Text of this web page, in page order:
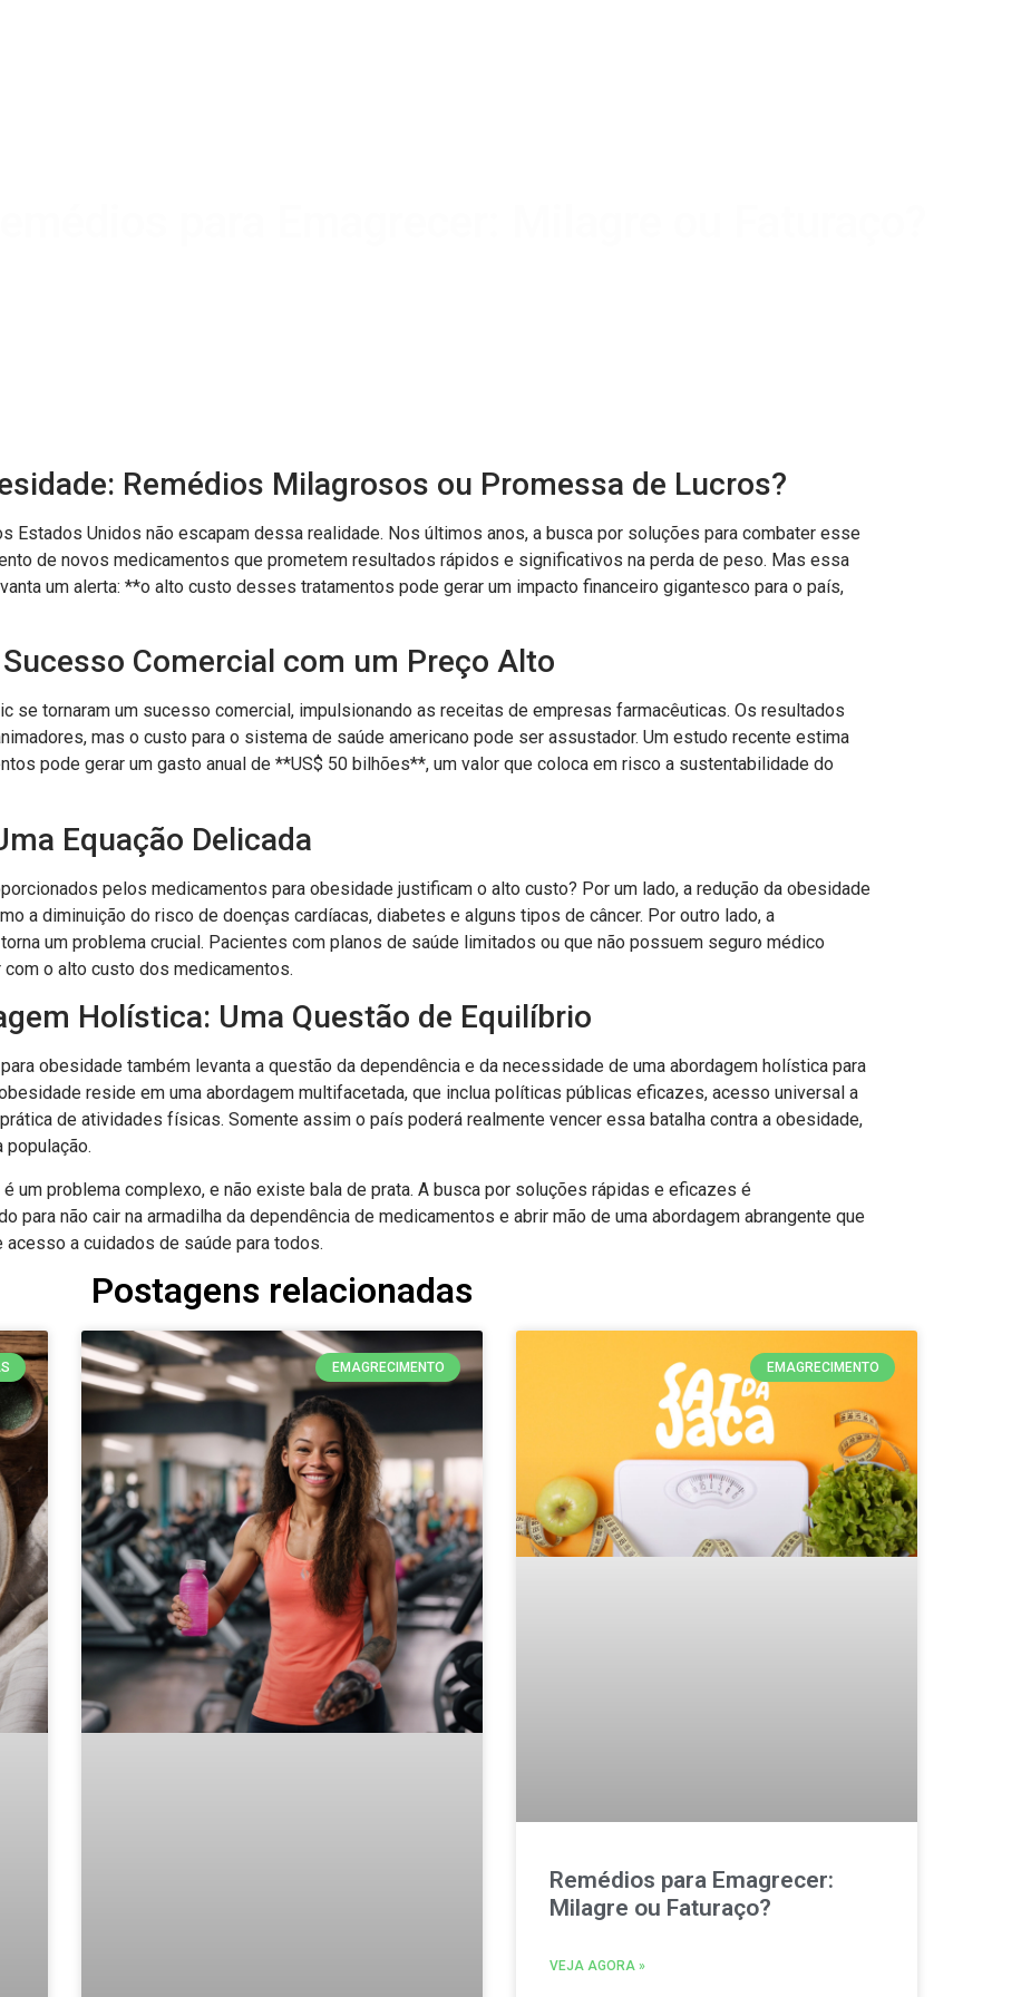
Remédios Milagrosos ou Promessa de Lucros?
Estados Unidos não escapam dessa realidade. Nos últimos anos, a busca por soluções para combater esse
de novos medicamentos que prometem resultados rápidos e significativos na perda de peso. Mas essa
um alerta: **o alto custo desses tratamentos pode gerar um impacto financeiro gigantesco para o país,
Comercial com um Preço Alto
se tornaram um sucesso comercial, impulsionando as receitas de empresas farmacêuticas. Os resultados
mas o custo para o sistema de saúde americano pode ser assustador. Um estudo recente estima
pode gerar um gasto anual de **US$ 50 bilhões**, um valor que coloca em risco a sustentabilidade do
Equação Delicada
pelos medicamentos para obesidade justificam o alto custo? Por um lado, a redução da obesidade
a diminuição do risco de doenças cardíacas, diabetes e alguns tipos de câncer. Por outro lado, a
um problema crucial. Pacientes com planos de saúde limitados ou que não possuem seguro médico
o alto custo dos medicamentos.
Holística: Uma Questão de Equilíbrio
obesidade também levanta a questão da dependência e da necessidade de uma abordagem holística para
reside em uma abordagem multifacetada, que inclua políticas públicas eficazes, acesso universal a
de atividades físicas. Somente assim o país poderá realmente vencer essa batalha contra a obesidade,
população.
um problema complexo, e não existe bala de prata. A busca por soluções rápidas e eficazes é
para não cair na armadilha da dependência de medicamentos e abrir mão de uma abordagem abrangente que
a cuidados de saúde para todos.
Postagens relacionadas
EMAGRECIMENTO EMAGRECIMENTO
Remédios para Emagrecer:
Milagre ou Faturaço?
VEJA AGORA »